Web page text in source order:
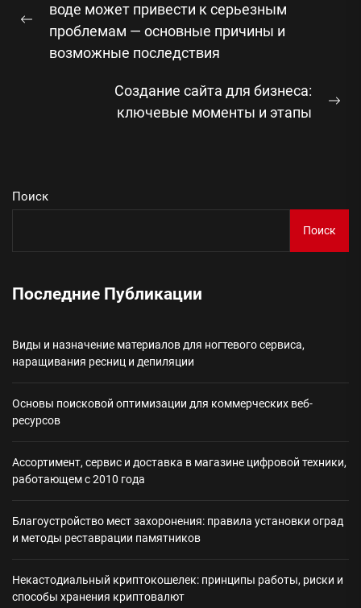
записям
Предыдущая
запись:
воде может привести к серьезным
проблемам — основные причины и
возможные последствия
Создание сайта для бизнеса:
ключевые моменты и этапы
Поиск
Поиск
Последние Публикации
Виды и назначение материалов для ногтевого сервиса,
наращивания ресниц и депиляции
Основы поисковой оптимизации для коммерческих веб-
ресурсов
Ассортимент, сервис и доставка в магазине цифровой техники,
работающем с 2010 года
Благоустройство мест захоронения: правила установки оград
и методы реставрации памятников
Некастодиальный криптокошелек: принципы работы, риски и
способы хранения криптовалют